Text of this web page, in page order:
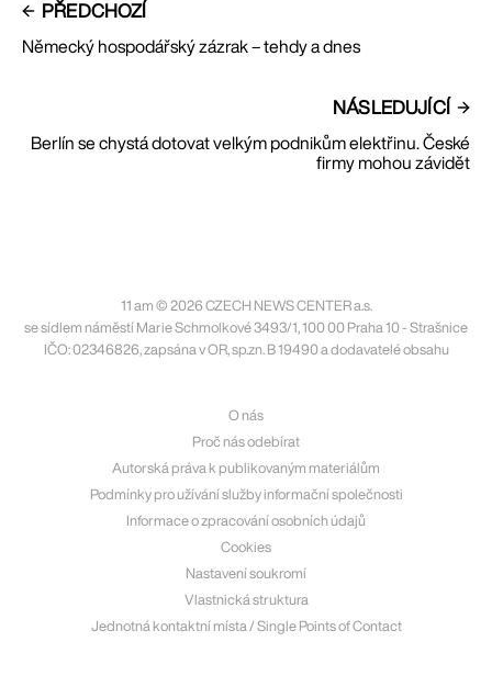
PŘEDCHOZÍ
Německý hospodářský zázrak – tehdy a dnes
NÁSLEDUJÍCÍ
Berlín se chystá dotovat velkým podnikům elektřinu. České
firmy mohou závidět
11 am © 2026 CZECH NEWS CENTER a.s.
se sídlem náměstí Marie Schmolkové 3493/1, 100 00 Praha 10 - Strašnice
IČO: 02346826, zapsána v OR, sp.zn. B 19490 a dodavatelé obsahu
O nás
Proč nás odebírat
Autorská práva k publikovaným materiálům
Podmínky pro užívání služby informační společnosti
Informace o zpracování osobních údajů
Cookies
Nastavení soukromí
Vlastnická struktura
Jednotná kontaktní místa / Single Points of Contact